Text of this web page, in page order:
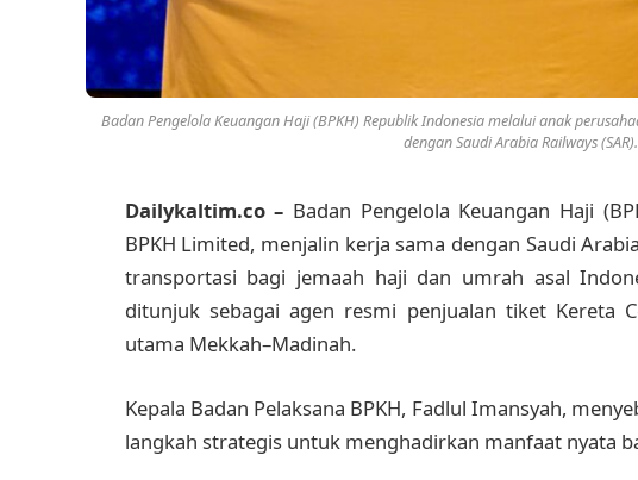
Badan Pengelola Keuangan Haji (BPKH) Republik Indonesia melalui anak
dengan Saudi Arabia Railways
Dailykaltim.co – Badan Pengelola Keuangan Haji
BPKH Limited, menjalin kerja sama dengan Saudi
transportasi bagi jemaah haji dan umrah asal
ditunjuk sebagai agen resmi penjualan tiket Kereta
utama Mekkah–Madinah.
Kepala Badan Pelaksana BPKH, Fadlul Imansyah,
langkah strategis untuk menghadirkan manfaat nyata